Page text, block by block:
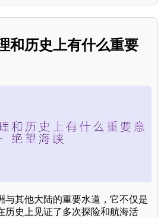
和历史上有什么重要
与其他大陆的重要水道，它不仅是
历史上见证了多次探险和航海活